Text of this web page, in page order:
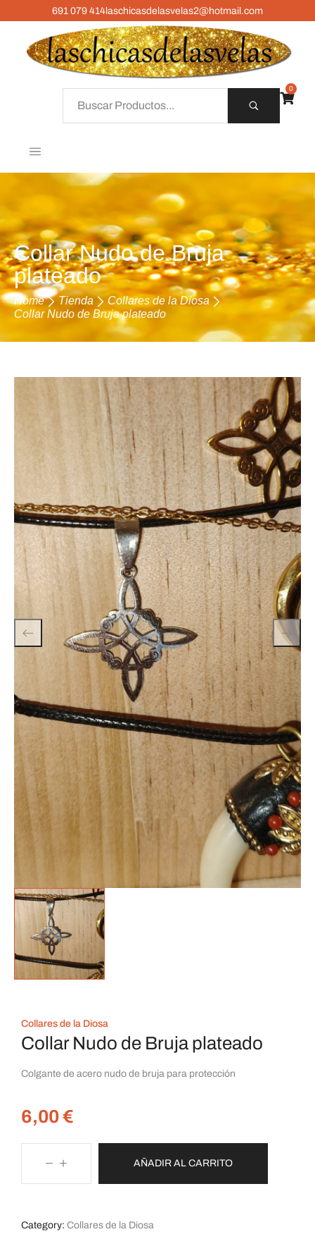
691 079 414laschicasdelasvelas2@hotmail.com
0
Collar Nudo de Bruja
plateado
Home Tienda
Collares de la Diosa
Collar Nudo de Bruja plateado
Collares de la Diosa
Collar Nudo de Bruja plateado
Colgante de acero nudo de bruja para protección
6,00€
AÑADIR AL CARRITO
Category: Collares de la Diosa